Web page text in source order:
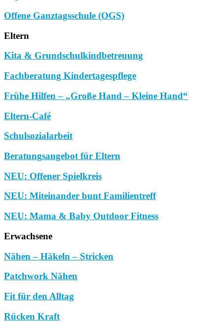
Offene Ganztagsschule (OGS)
Eltern
Kita & Grundschulkindbetreuung
Fachberatung Kindertagespflege
Frühe Hilfen – „Große Hand – Kleine Hand“
Eltern-Café
Schulsozialarbeit
Beratungsangebot für Eltern
NEU: Offener Spielkreis
NEU: Miteinander bunt Familientreff
NEU: Mama & Baby Outdoor Fitness
Erwachsene
Nähen – Häkeln – Stricken
Patchwork Nähen
Fit für den Alltag
Rücken Kraft